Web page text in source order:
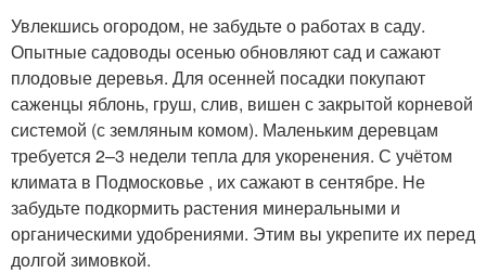
Увлекшись огородом, не забудьте о работах в саду.
Опытные садоводы осенью обновляют сад и сажают
плодовые деревья. Для осенней посадки покупают
саженцы яблонь, груш, слив, вишен с закрытой корневой
системой (с земляным комом). Маленьким деревцам
требуется 2–3 недели тепла для укоренения. С учётом
климата в Подмосковье , их сажают в сентябре. Не
забудьте подкормить растения минеральными и
органическими удобрениями. Этим вы укрепите их перед
долгой зимовкой.